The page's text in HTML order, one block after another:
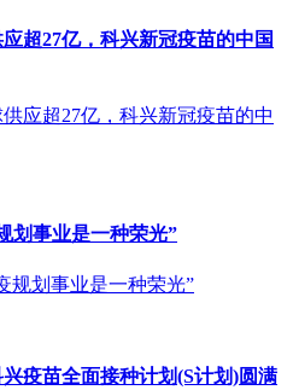
超27亿，科兴新冠疫苗的中国
划事业是一种荣光”
疫苗全面接种计划(S计划)圆满